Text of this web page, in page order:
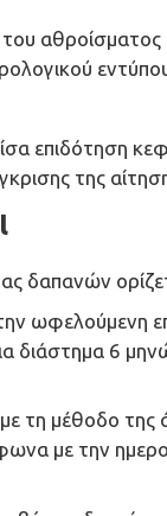
του
επιδότηση
της
δαπανών
ωφελούμενη
διάστημα 6
τη μέθοδο της
με την